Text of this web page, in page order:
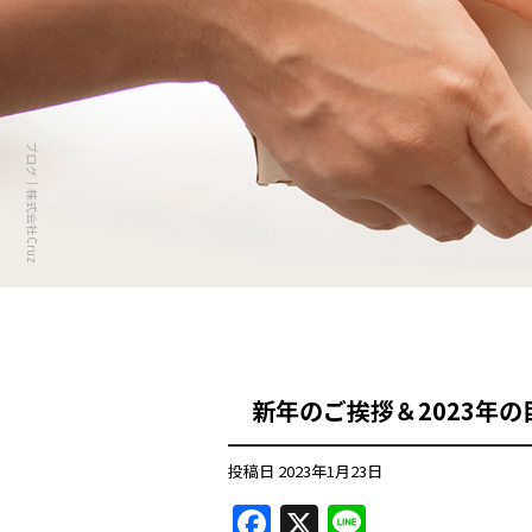
ブログ｜株式会社Cruz
新年のご挨拶＆2023年の
投稿日 2023年1月23日